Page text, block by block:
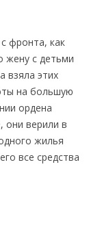
фронта, как
жену с детьми
взяла этих
на большую
ордена
они верили в
жилья
все средства